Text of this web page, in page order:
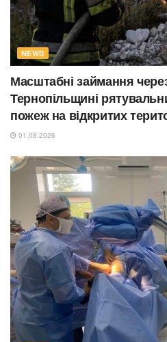
NEWS
Масштабні займання
Тернопільщині
пожеж на відкритих
01.08.2026